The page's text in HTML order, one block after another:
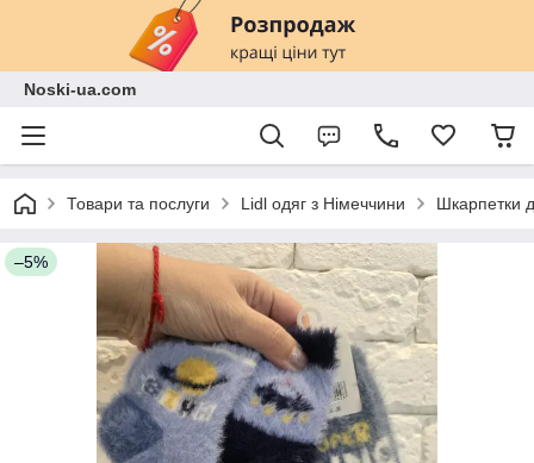
Noski-ua.com
Товари та послуги Lidl одяг з Німеччини Шкарпетки
–5%